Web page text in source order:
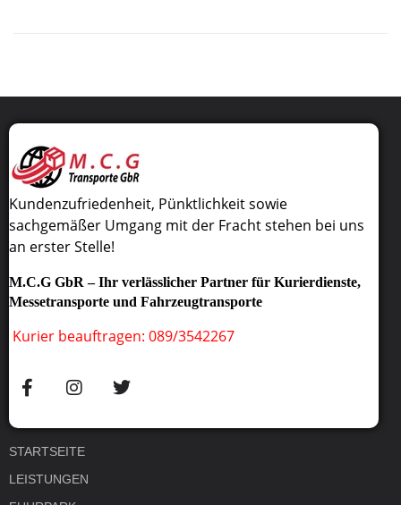
Kundenzufriedenheit, Pünktlichkeit sowie
sachgemäßer Umgang mit der Fracht stehen bei uns
an erster Stelle!
M.C.G GbR – Ihr verlässlicher Partner für Kurierdienste,
Messetransporte und Fahrzeugtransporte
Kurier beauftragen: 089/3542267
STARTSEITE
LEISTUNGEN